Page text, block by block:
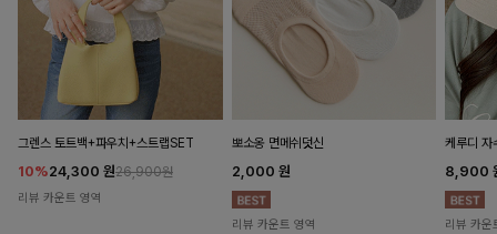
그렌스 토트백+파우치+스트랩SET
10%24,300 원26,900원
리뷰 카운트 영역
뽀소옹 면메쉬덧신
2,000 원
리뷰 카운트 영역
케루디 자
8,900
리뷰 카운